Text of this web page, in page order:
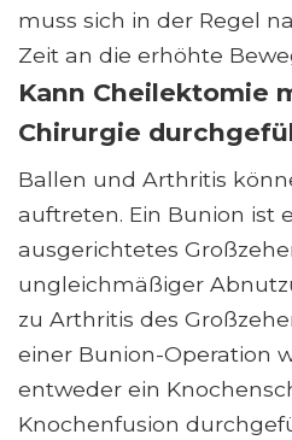
muss sich in der Regel
Zeit an die erhöhte
Kann Cheilektomie
Chirurgie
Ballen und Arthritis
auftreten. Ein Bunion ist
ausgerichtetes
ungleichmäßiger
zu Arthritis des
einer Bunion-Operation
entweder ein
Knochenfusion